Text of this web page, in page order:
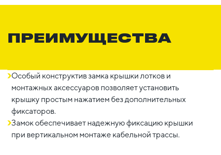
ПРЕИМУЩЕСТВА
Особый конструктив замка крышки лотков и
монтажных аксессуаров позволяет установить
крышку простым нажатием без дополнительных
фиксаторов.
Замок обеспечивает надежную фиксацию крышки
при вертикальном монтаже кабельной трассы.